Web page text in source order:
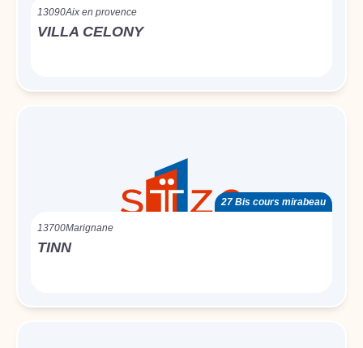
13090Aix en provence
VILLA CELONY
27 Bis cours mirabeau
13700Marignane
TINN